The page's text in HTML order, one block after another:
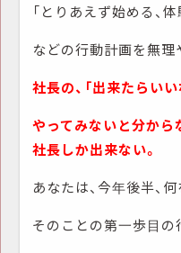
「とりあえず始める、
などの行動計画を無理
社長の、「出来たらいい
やってみないと分から
社長しか出来ない。
あなたは、今年後半、
そのことの第一歩目の